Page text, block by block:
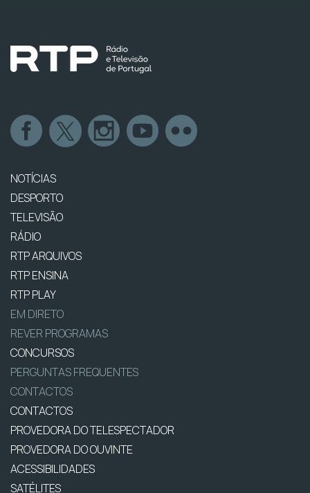
NOTÍCIAS
DESPORTO
TELEVISÃO
RÁDIO
RTP ARQUIVOS
RTP ENSINA
RTP PLAY
EM DIRETO
REVER PROGRAMAS
CONCURSOS
PERGUNTAS FREQUENTES
CONTACTOS
CONTACTOS
PROVEDORA DO TELESPECTADOR
PROVEDORA DO OUVINTE
ACESSIBILIDADES
SATÉLITES